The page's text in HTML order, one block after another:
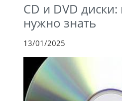
CD и DVD
нужно знать
13/01/2025